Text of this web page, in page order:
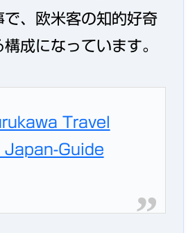
で、欧米客の知的好奇
成になっています。
Travel
Japan-Guide